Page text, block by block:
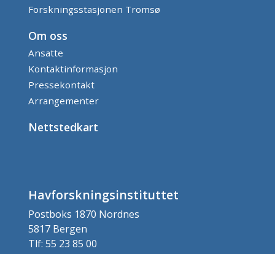
Forskningsstasjonen Tromsø
Om oss
Ansatte
Kontaktinformasjon
Pressekontakt
Arrangementer
Nettstedkart
Havforskningsinstituttet
Postboks 1870 Nordnes
5817 Bergen
Tlf: 55 23 85 00